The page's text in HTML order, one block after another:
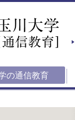
の通信教育